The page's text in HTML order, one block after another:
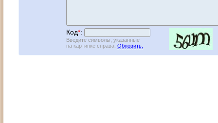
Код*:
Введите символы, указанные
на картинке справа. Обновить.